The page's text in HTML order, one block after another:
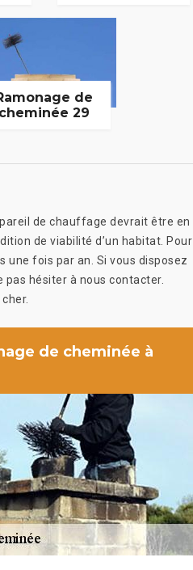
de
cheminée 29
de chauffage devrait être en
de viabilité d’un habitat. Pour
une fois par an. Si vous disposez
hésiter à nous contacter.
de cheminée à